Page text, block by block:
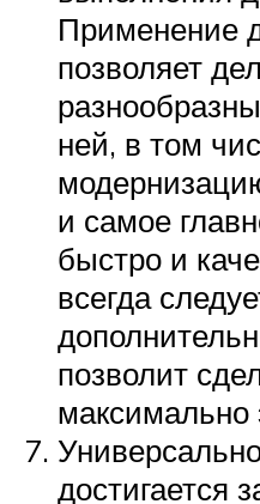
Применение
позволяет
ней, в том
и самое
быстро и
всегда
позволит
достигается